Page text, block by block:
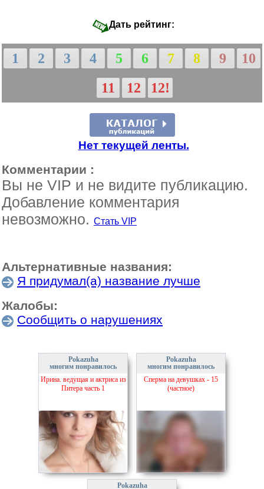
Дать рейтинг:
1 2 3 4 5 6 7 8 9
10
11
12 12!
Нет текущей ленты.
Комментарии :
Вы не VIP и не видите публикацию.
Добавление комментария
невозможно. Стать VIP
Альтернативные названия:
Я придумал(а) название лучше
Жалобы:
Сообщить о нарушениях
Pokazuha
многим понравилось
Ирина. ведущая и актриса из
Питера часть 1
Pokazuha
многим понравилось
Сперма на девушках - 15
(частное)
Pokazuha